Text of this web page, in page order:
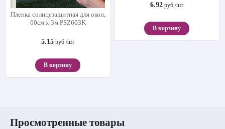
Пленка солнцезащитная для окон,
60см х 3м PSZ603K
5.15 руб./шт
В корзину
6.92руб./шт
В корзину
Просмотренные товары